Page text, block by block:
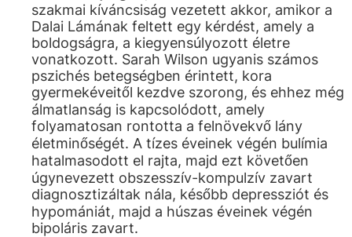
szakmai kíváncsiság vezetett akkor, amikor a
Dalai Lámának feltett egy kérdést, amely a
boldogságra, a kiegyensúlyozott életre
vonatkozott. Sarah Wilson ugyanis számos
pszichés betegségben érintett, kora
gyermekéveitől kezdve szorong, és ehhez még
álmatlanság is kapcsolódott, amely
folyamatosan rontotta a felnövekvő lány
életminőségét. A tízes éveinek végén bulímia
hatalmasodott el rajta, majd ezt követően
úgynevezett obszesszív-kompulzív zavart
diagnosztizáltak nála, később depressziót és
hypomániát, majd a húszas éveinek végén
bipoláris zavart.